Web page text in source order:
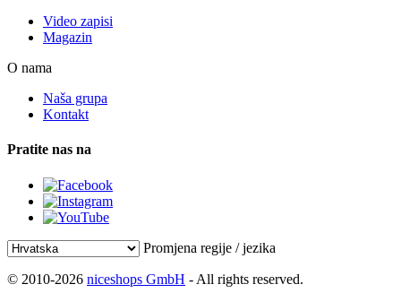
Video zapisi
Magazin
O nama
Naša grupa
Kontakt
Pratite nas na
Promjena regije / jezika
© 2010-2026 niceshops GmbH - All rights reserved.